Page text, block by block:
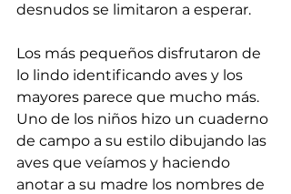
desnudos se limitaron a esperar.
Los más pequeños disfrutaron de
lo lindo identificando aves y los
mayores parece que mucho más.
Uno de los niños hizo un cuaderno
de campo a su estilo dibujando las
aves que veíamos y haciendo
anotar a su madre los nombres de